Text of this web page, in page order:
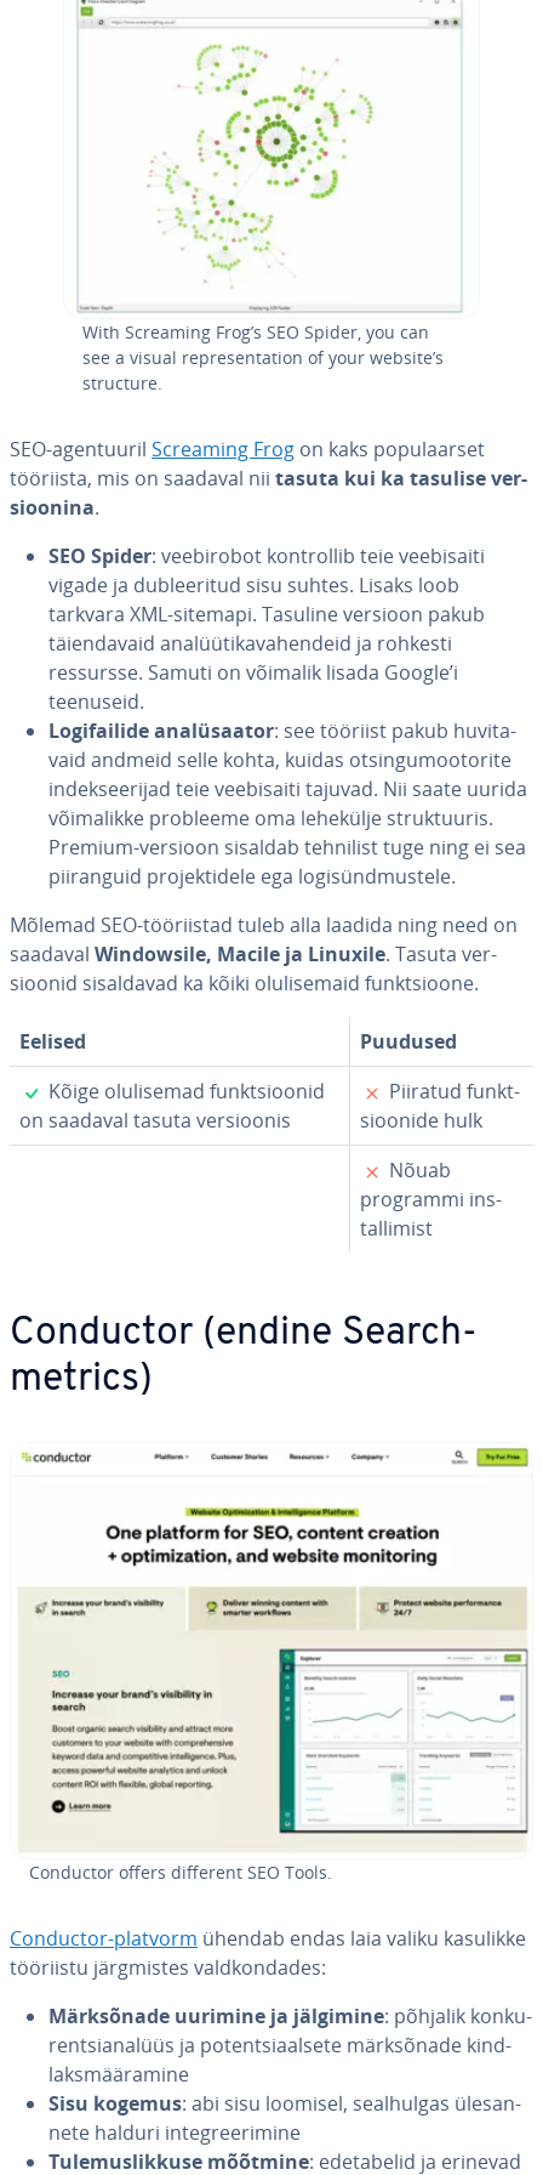
With Screaming Frog’s SEO Spider, you can
see a visual rep­re­sen­ta­tion of your website’s
structure.
SEO-agen­tuu­ril Screaming Frog on kaks po­pu­laar­set
tööriista, mis on saadaval nii tasuta kui ka tasulise ver­
sioo­nina.
SEO Spider: vee­bi­ro­bot kont­rol­lib teie vee­bi­saiti
vigade ja dub­lee­ri­tud sisu suhtes. Lisaks loob
tarkvara XML-sitemapi. Tasuline versioon pakub
täien­da­vaid ana­lüü­ti­ka­va­hen­deid ja rohkesti
ressursse. Samuti on võimalik lisada Google’i
teenuseid.
Lo­gi­fai­lide ana­lü­saa­tor: see tööriist pakub hu­vi­ta­
vaid andmeid selle kohta, kuidas ot­sin­gu­moo­to­rite
in­deksee­ri­jad teie vee­bi­saiti tajuvad. Nii saate uurida
või­ma­likke probleeme oma lehekülje struk­tuu­ris.
Premium-versioon sisaldab tehnilist tuge ning ei sea
piiran­guid pro­jek­ti­dele ega lo­gi­sünd­mus­tele.
Mõlemad SEO-töö­riis­tad tuleb alla laadida ning need on
saadaval Win­dow­sile, Macile ja Linuxile. Tasuta ver­
sioo­nid si­sal­da­vad ka kõiki olu­li­se­maid funkt­sioone.
Eelised
Puudused
✓
Kõige olu­li­se­mad funkt­sioo­nid
on saadaval tasuta ver­sioo­nis
✗
Piiratud funkt­
sioo­nide hulk
✗
Nõuab
programmi ins­
tal­li­mist
Conductor (endine Search­
met­rics)
Conductor offers different SEO Tools.
Conductor-platvorm ühendab endas laia valiku kasulikke
tööriistu järg­mis­tes vald­kon­da­des:
Märk­sõ­nade uurimine ja jälgimine: põhjalik kon­ku­
rent­si­ana­lüüs ja po­tent­siaal­sete märk­sõ­nade kind­
laks­mää­ra­mine
Sisu kogemus: abi sisu loomisel, seal­hul­gas üles­an­
nete halduri in­teg­ree­ri­mine
Tu­le­mus­lik­kuse mõõtmine: ede­ta­belid ja erinevad